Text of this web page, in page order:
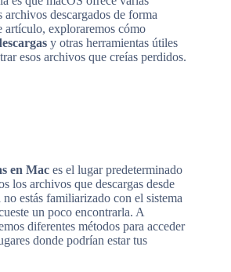
archivos descargados de forma
artículo, exploraremos cómo
y otras herramientas útiles
esos archivos que creías perdidos.
en Mac es el lugar predeterminado
los archivos que descargas desde
estás familiarizado con el sistema
un poco encontrarla. A
diferentes métodos para acceder
donde podrían estar tus